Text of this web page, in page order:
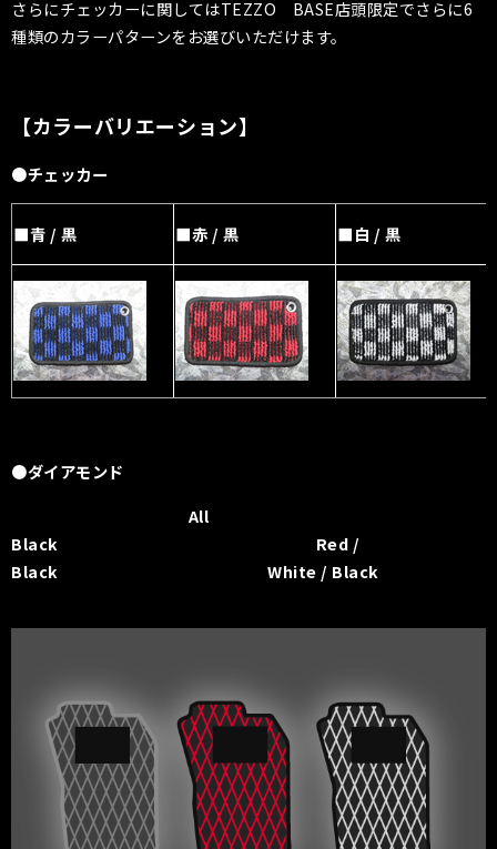
さらにチェッカーに関してはTEZZO BASE店頭限定でさらに6
種類のカラーパターンをお選びいただけます。
【カラーバリエーション】
●チェッカー
■青 / 黒 ■赤 / 黒 ■白 / 黒
●ダイアモンド
All
Black Red /
Black White / Black